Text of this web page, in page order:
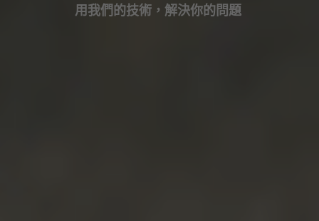
用我們的技術，解決你的問題